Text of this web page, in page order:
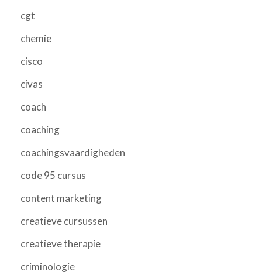
cgt
chemie
cisco
civas
coach
coaching
coachingsvaardigheden
code 95 cursus
content marketing
creatieve cursussen
creatieve therapie
criminologie